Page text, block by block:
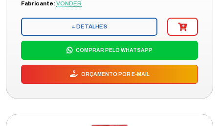
Fabricante: VONDER
+ DETALHES
COMPRAR PELO WHATSAPP
ORÇAMENTO POR E-MAIL